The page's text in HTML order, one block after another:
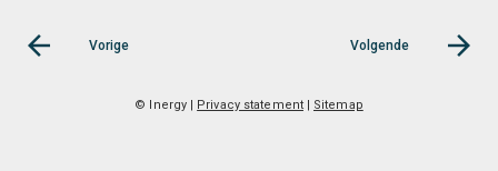
Vorige Volgende
© Inergy | Privacy statement| Sitemap